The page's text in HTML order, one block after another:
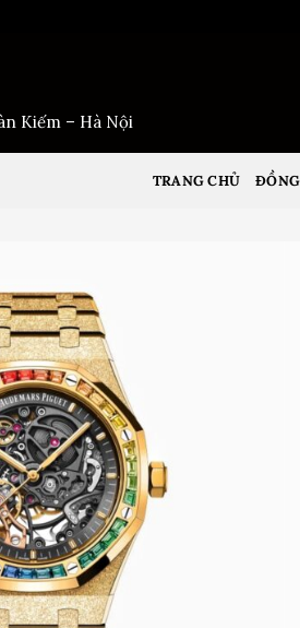
Kiếm – Hà Nội
TRANG CHỦ